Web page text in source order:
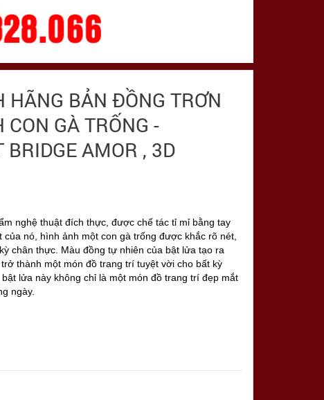
HÃNG BẢN ĐỒNG TRƠN
GÀ TRỐNG -
BRIDGE AMOR , 3D
nghệ thuật đích thực, được chế tác tỉ mỉ bằng tay
nó, hình ảnh một con gà trống được khắc rõ nét,
chân thực. Màu đồng tự nhiên của bật lửa tạo ra
thành một món đồ trang trí tuyệt vời cho bất kỳ
lửa này không chỉ là một món đồ trang trí đẹp mắt
ngày.